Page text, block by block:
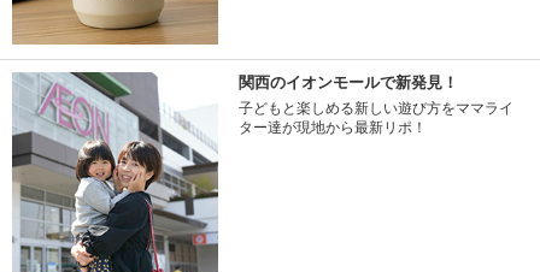
関西のイオンモールで新発見！
子どもと楽しめる新しい遊び方をママライ
ター達が現地から最新リポ！